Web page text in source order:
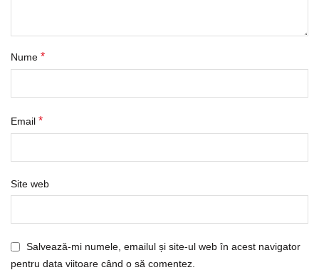
Nume *
Email *
Site web
Salvează-mi numele, emailul și site-ul web în acest navigator
pentru data viitoare când o să comentez.